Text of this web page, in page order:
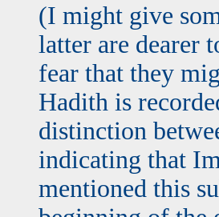
(I might give
latter are dearer
fear that they
Hadith is
distinction
indicating that
mentioned this